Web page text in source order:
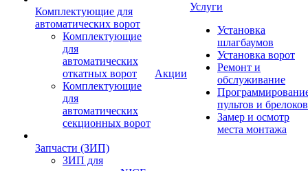
Комплектующие для
автоматических ворот
Комплектующие
для
автоматических
откатных ворот
Комплектующие
для
автоматических
секционных ворот
Запчасти (ЗИП)
ЗИП для
Акции
Услуги
Установка
шлагбаумов
Установка ворот
Ремонт и
обслуживание
пультов и брелоков
Замер и осмотр
места монтажа